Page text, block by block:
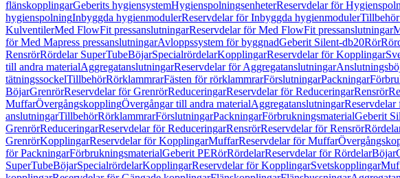
flänskopplingarGeberits hygiensystemHygienspolningsenheterReservdelar för
hygienspolningInbyggda hygienmodulerReservdelar för Inbyggda hygienmoduler
KulventilerMed FlowFit pressanslutningarReservdelar för Med FlowFit pressanslutningar
för Med Mapress pressanslutningarAvloppssystem för byggnadGeberit Silent-db20Rör
RensrörRördelar SuperTubeBöjarSpecialrördelarKopplingarReservdelar för Kopplingar
till andra materialAggregatanslutningarReservdelar för Aggregatanslutningar
tätningssockelTillbehörRörklammrarFästen för rörklammrarFörslutningarPackningar
BöjarGrenrörReservdelar för GrenrörReduceringarReservdelar för ReduceringarRensrör
MuffarÖvergångskopplingÖvergångar till andra materialAggregatanslutningarReservdelar
anslutningarTillbehörRörklammrarFörslutningarPackningarFörbrukningsmaterialGeberit
GrenrörReduceringarReservdelar för ReduceringarRensrörReservdelar för Rensrör
GrenrörKopplingarReservdelar för KopplingarMuffarReservdelar för Muffar
för PackningarFörbrukningsmaterialGeberit PERörRördelarReservdelar för RördelarBöjar
SuperTubeBöjarSpecialrördelarKopplingarReservdelar för KopplingarSvetskopplingar